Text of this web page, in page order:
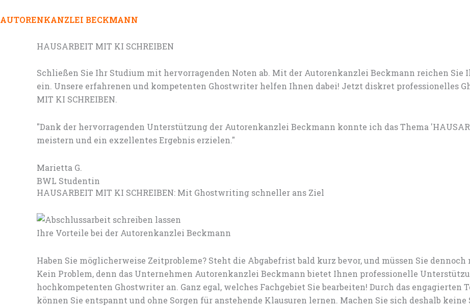
AUTORENKANZLEI BECKMANN
HAUSARBEIT MIT KI SCHREIBEN
Schließen Sie Ihr Studium mit hervorragenden Noten ab. Mit der Autorenkanzlei Beckmann reichen
ein. Unsere erfahrenen und kompetenten Ghostwriter helfen Ihnen dabei! Jetzt diskret professionelles
MIT KI SCHREIBEN.
"Dank der hervorragenden Unterstützung der Autorenkanzlei Beckmann konnte ich das Thema
meistern und ein exzellentes Ergebnis erzielen."
Marietta G.
BWL Studentin
HAUSARBEIT MIT KI SCHREIBEN: Mit Ghostwriting schneller ans Ziel
Ihre Vorteile bei der Autorenkanzlei Beckmann
Haben Sie möglicherweise Zeitprobleme? Steht die Abgabefrist bald kurz bevor, und müssen Sie
Kein Problem, denn das Unternehmen Autorenkanzlei Beckmann bietet Ihnen professionelle
hochkompetenten Ghostwriter an. Ganz egal, welches Fachgebiet Sie bearbeiten! Durch das engagierten
können Sie entspannt und ohne Sorgen für anstehende Klausuren lernen. Machen Sie sich deshalb